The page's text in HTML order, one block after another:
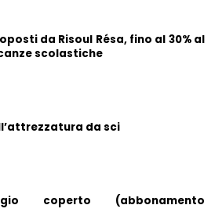
da Risoul Résa, fino al 30% al
scolastiche
da sci
coperto (abbonamento